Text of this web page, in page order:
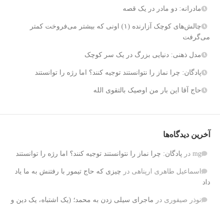
مادرانه: دو مادر در یک قصه
چالش‌های کوچک آزارنده (۱) اونی که بیشتر می‌فروخت کمتر
می‌گرفت
مدل ذهنی: دنیایی بزرگ در یک سر کوچک
پادگان: چرا نماز را نتوانستند توجیه کنند؟ اما رژه را توانستند
حاج آقا این بار من اوصیک بالتقوی الله
آخرین دیدگاه‌ها
mg در پادگان: چرا نماز را نتوانستند توجیه کنند؟ اما رژه را توانستند
اسماعیل طاهری ارپناهی در چیزی که حاج تیمور با رفتنش به ما یاد
داد
نوذر صیفوری در ماجرای سیلی زدن به محمد؛ (یک اشتباه، یک دین و